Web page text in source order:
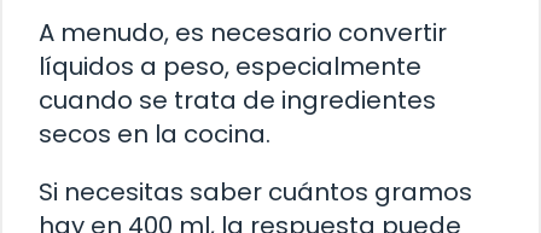
A menudo, es necesario convertir
líquidos a peso, especialmente
cuando se trata de ingredientes
secos en la cocina.
Si necesitas saber cuántos gramos
hay en 400 ml, la respuesta puede